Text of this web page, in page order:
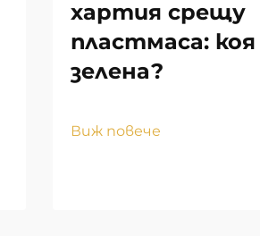
хартия срещу
пластмаса: коя
зелена?
Виж повече